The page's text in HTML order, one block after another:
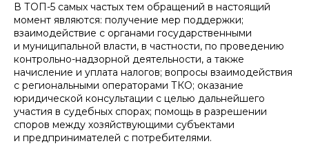
В ТОП-5 самых частых тем обращений в настоящий
момент являются: получение мер поддержки;
взаимодействие с органами государственными
и муниципальной власти, в частности, по проведению
контрольно-надзорной деятельности, а также
начисление и уплата налогов; вопросы взаимодействия
с региональными операторами ТКО; оказание
юридической консультации с целью дальнейшего
участия в судебных спорах; помощь в разрешении
споров между хозяйствующими субъектами
и предпринимателей с потребителями.